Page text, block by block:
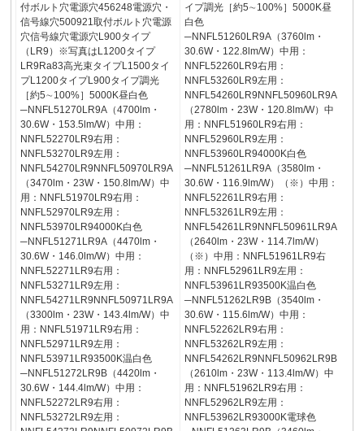
付ボルト穴電源穴456248電源穴・
信号線穴500921取付ボルト穴電源
穴信号線穴電源穴L900タイプ
（LR9）※写真はL1200タイプ
LR9Ra83高光束タイプL1500タイ
プL1200タイプL900タイプ調光
［約5∼100%］5000K昼白色
─NNFL51270LR9A（4700lm・
30.6W・153.5lm/W）中用：
NNFL52270LR9右用：
NNFL53270LR9左用：
NNFL54270LR9NNFL50970LR9A
（3470lm・23W・150.8lm/W）中
用：NNFL51970LR9右用：
NNFL52970LR9左用：
NNFL53970LR94000K白色
─NNFL51271LR9A（4470lm・
30.6W・146.0lm/W）中用：
NNFL52271LR9右用：
NNFL53271LR9左用：
NNFL54271LR9NNFL50971LR9A
（3300lm・23W・143.4lm/W）中
用：NNFL51971LR9右用：
NNFL52971LR9左用：
NNFL53971LR93500K温白色
─NNFL51272LR9B（4420lm・
30.6W・144.4lm/W）中用：
NNFL52272LR9右用：
NNFL53272LR9左用：
イプ調光［約5∼100%］5000K昼
白色
─NNFL51260LR9A（3760lm・
30.6W・122.8lm/W）中用：
NNFL52260LR9右用：
NNFL53260LR9左用：
NNFL54260LR9NNFL50960LR9A
（2780lm・23W・120.8lm/W）中
用：NNFL51960LR9右用：
NNFL52960LR9左用：
NNFL53960LR94000K白色
─NNFL51261LR9A（3580lm・
30.6W・116.9lm/W）（※）中用：
NNFL52261LR9右用：
NNFL53261LR9左用：
NNFL54261LR9NNFL50961LR9A
（2640lm・23W・114.7lm/W）
（※）中用：NNFL51961LR9右
用：NNFL52961LR9左用：
NNFL53961LR93500K温白色
─NNFL51262LR9B（3540lm・
30.6W・115.6lm/W）中用：
NNFL52262LR9右用：
NNFL53262LR9左用：
NNFL54262LR9NNFL50962LR9B
（2610lm・23W・113.4lm/W）中
用：NNFL51962LR9右用：
NNFL52962LR9左用：
NNFL53962LR93000K電球色